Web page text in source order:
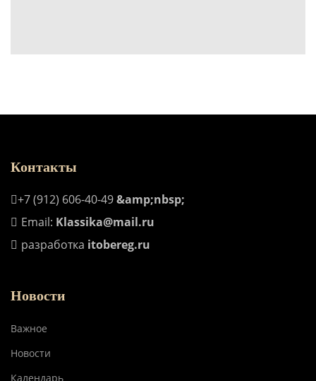
Контакты
+7 (912) 606-40-49&amp;nbsp;
Email: Klassika@mail.ru
разработка itobereg.ru
Новости
Важное
Новости
Календарь